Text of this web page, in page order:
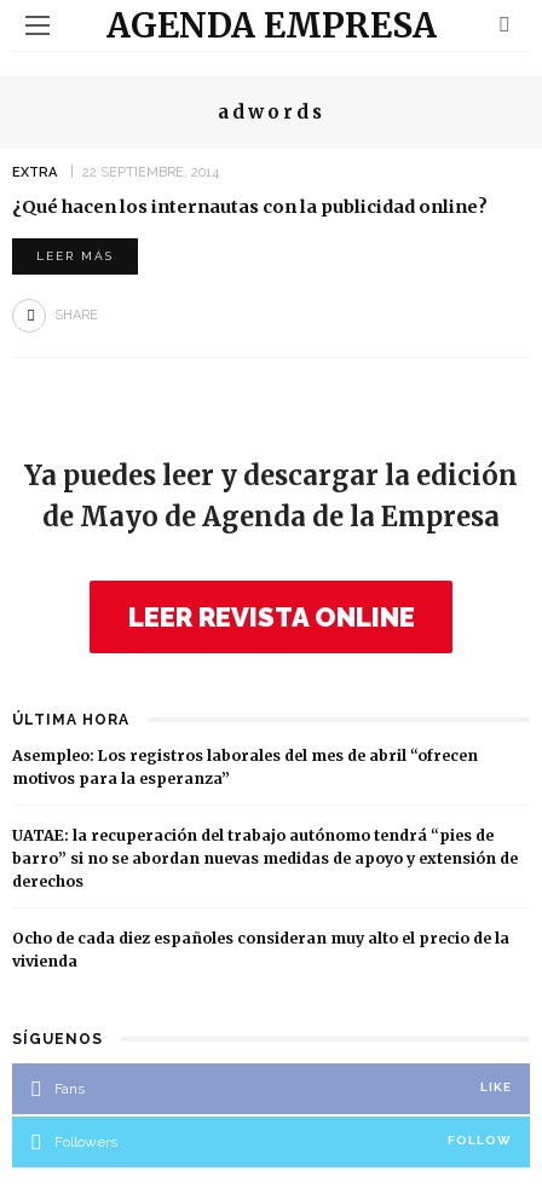
AGENDA EMPRESA
adwords
EXTRA 22 SEPTIEMBRE, 2014
¿Qué hacen los internautas con la publicidad online?
LEER MÁS
SHARE
Ya puedes leer y descargar la edición
de Mayo de Agenda de la Empresa
LEER REVISTA ONLINE
ÚLTIMA HORA
Asempleo: Los registros laborales del mes de abril “ofrecen
motivos para la esperanza”
UATAE: la recuperación del trabajo autónomo tendrá “pies de
barro” si no se abordan nuevas medidas de apoyo y extensión de
derechos
Ocho de cada diez españoles consideran muy alto el precio de la
vivienda
SÍGUENOS
Fans LIKE
Followers FOLLOW